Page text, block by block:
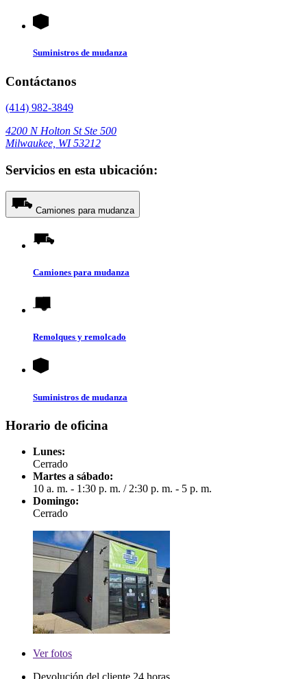
Suministros de mudanza
Contáctanos
(414) 982-3849
4200 N Holton St Ste 500
Milwaukee, WI 53212
Servicios en esta ubicación:
Camiones para mudanza
Camiones para mudanza
Remolques y remolcado
Suministros de mudanza
Horario de oficina
Lunes:
Cerrado
Martes a sábado:
10 a. m. - 1:30 p. m. /2:30 p. m. - 5 p. m.
Domingo:
Cerrado
Verfotos